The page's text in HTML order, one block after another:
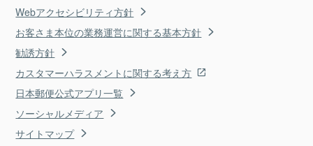
Webアクセシビリティ方針
お客さま本位の業務運営に関する基本方針
勧誘方針
カスタマーハラスメントに関する考え方
日本郵便公式アプリ一覧
ソーシャルメディア
サイトマップ